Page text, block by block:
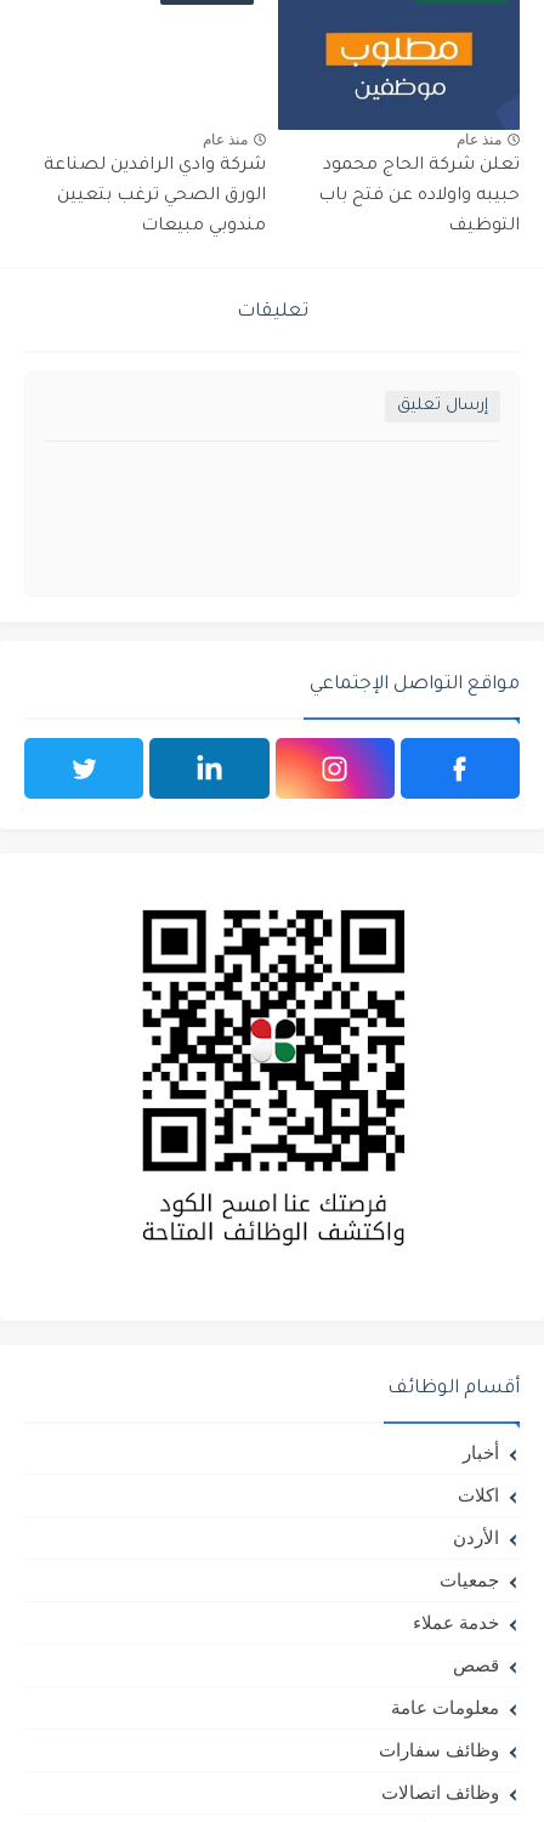
منذ عام
تعلن شركة الحاج محمود
حبيبه واولاده عن فتح باب
التوظيف
منذ عام
شركة وادي الرافدين لصناعة
الورق الصحي ترغب بتعيين
مندوبي مبيعات
تعليقات
إرسال تعليق
مواقع التواصل الإجتماعي
أقسام الوظائف
أخبار
اكلات
الأردن
جمعيات
خدمة عملاء
قصص
معلومات عامة
وظائف سفارات
وظائف اتصالات